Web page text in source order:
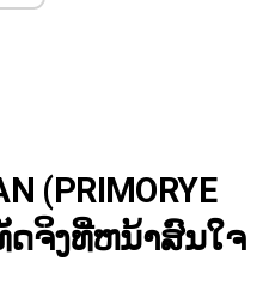
(PRIMORYE
ທັດຈິງທີ່ຫນ້າສົນໃຈ